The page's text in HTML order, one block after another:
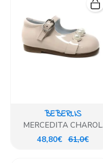
BEBERLIS
MERCEDITA CHAROL
MAQUILLAJE
48,80€ 61,0€